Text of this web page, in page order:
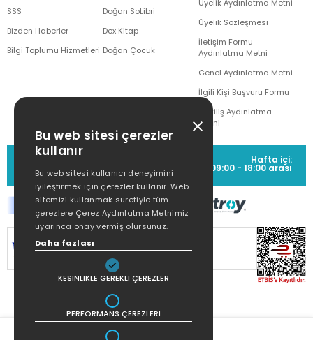
SSS
Bizden Haberler
Bilgi Toplumu Hizmetleri
Doğan SoLibri
Dex Kitap
Doğan Çocuk
Üyelik Aydınlatma Metni
Üyelik Sözleşmesi
İletişim Formu
Aydınlatma Metni
Genel Aydınlatma Metni
İlgili Kişi Başvuru Formu
Çekiliş Aydınlatma
Metni
MÜŞTERİ HİZMETLERİ
(0212) 373 77 00
Hafta içi:
09:00 - 18:00 arası
SİTEMİZ
KORUNMAKTADIR.
Bu web sitesi çerezler
kullanır
Bu web sitesi kullanıcı deneyimini
iyileştirmek için çerezler kullanır. Web
sitemizi kullanmak suretiyle tüm
çerezlere Çerez Aydınlatma Metnimiz
uyarınca onay vermiş olursunuz.
Daha fazlası
KESINLIKLE GEREKLI ÇEREZLER
PERFORMANS ÇEREZLERI